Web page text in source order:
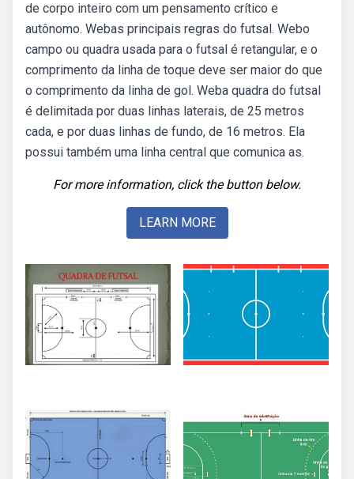
de corpo inteiro com um pensamento crítico e
autônomo. Webas principais regras do futsal. Webo
campo ou quadra usada para o futsal é retangular, e o
comprimento da linha de toque deve ser maior do que
o comprimento da linha de gol. Weba quadra do futsal
é delimitada por duas linhas laterais, de 25 metros
cada, e por duas linhas de fundo, de 16 metros. Ela
possui também uma linha central que comunica as.
For more information, click the button below.
LEARN MORE